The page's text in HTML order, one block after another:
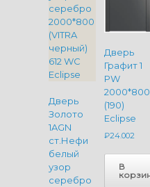
Дверь
Золото
1AGN
ст.Нефи
белый
узор
серебро
Дверь
Графит 1
PW
2000*800
(190)
Eclipse
₽24.002
В